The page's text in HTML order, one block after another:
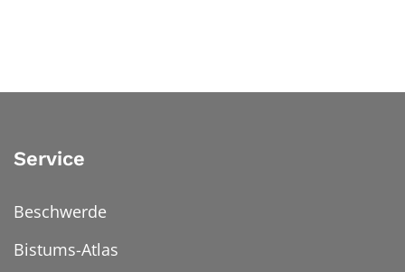
Service
Beschwerde
Bistums-Atlas